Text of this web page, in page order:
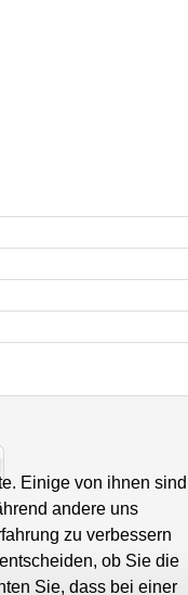
Einige von ihnen sind
andere uns
zu verbessern
ob Sie die
Sie, dass bei einer